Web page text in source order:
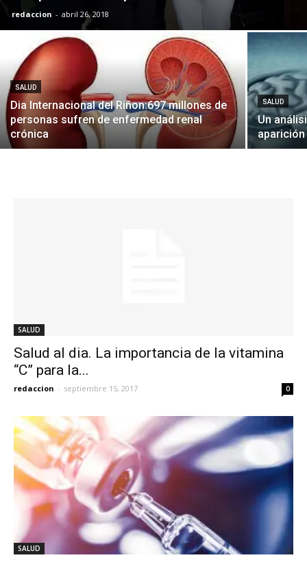
redaccion - abril 26, 2018
SALUD
Dia Internacional del Riñon:697 millones de
personas sufren de enfermedad renal
crónica
SALUD
Un
SALUD
Salud al dia. La importancia de la vitamina
“C” para la...
redaccion - septiembre 15, 2017 0
SALUD